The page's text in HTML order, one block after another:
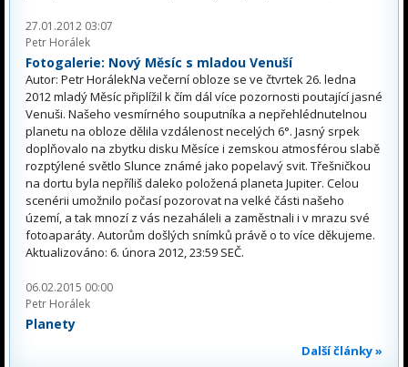
27.01.2012 03:07
Petr Horálek
Fotogalerie: Nový Měsíc s mladou Venuší
Autor: Petr HorálekNa večerní obloze se ve čtvrtek 26. ledna
2012 mladý Měsíc připlížil k čím dál více pozornosti poutající jasné
Venuši. Našeho vesmírného souputníka a nepřehlédnutelnou
planetu na obloze dělila vzdálenost necelých 6°. Jasný srpek
doplňovalo na zbytku disku Měsíce i zemskou atmosférou slabě
rozptýlené světlo Slunce známé jako popelavý svit. Třešničkou
na dortu byla nepříliš daleko položená planeta Jupiter. Celou
scenérii umožnilo počasí pozorovat na velké části našeho
území, a tak mnozí z vás nezaháleli a zaměstnali i v mrazu své
fotoaparáty. Autorům došlých snímků právě o to více děkujeme.
Aktualizováno: 6. února 2012, 23:59 SEČ.
06.02.2015 00:00
Petr Horálek
Planety
Další články »